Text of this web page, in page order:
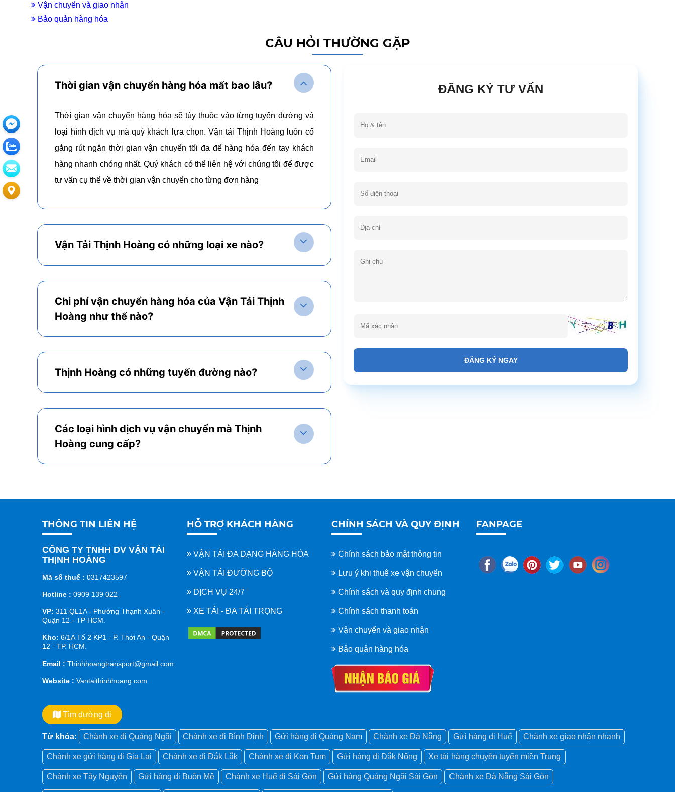
Vận chuyển và giao nhận
Bảo quản hàng hóa
CÂU HỎI THƯỜNG GẶP
Thời gian vận chuyển hàng hóa mất bao lâu?
Thời gian vận chuyển hàng hóa sẽ tùy thuộc vào từng tuyến đường và
loại hình dịch vụ mà quý khách lựa chọn. Vận tải Thịnh Hoàng luôn cố
gắng rút ngắn thời gian vận chuyển tối đa để hàng hóa đến tay khách
hàng nhanh chóng nhất. Quý khách có thể liên hệ với chúng tôi để được
tư vấn cụ thể về thời gian vận chuyển cho từng đơn hàng
Vận Tải Thịnh Hoàng có những loại xe nào?
Chi phí vận chuyển hàng hóa của Vận Tải Thịnh
Hoàng như thế nào?
Thịnh Hoàng có những tuyến đường nào?
Các loại hình dịch vụ vận chuyển mà Thịnh
Hoàng cung cấp?
ĐĂNG KÝ TƯ VẤN
ĐĂNG KÝ NGAY
THÔNG TIN LIÊN HỆ
CÔNG TY TNHH DV VẬN TẢI
THỊNH HOÀNG
Mã số thuế : 0317423597
Hotline : 0909 139 022
VP: 311 QL1A - Phường Thạnh Xuân -
Quận 12 - TP HCM.
Kho: 6/1A Tổ 2 KP1 - P. Thới An - Quận
12 - TP. HCM.
Email : Thinhhoangtransport@gmail.com
Website : Vantaithinhhoang.com
Tìm đường đi
HỖ TRỢ KHÁCH HÀNG
VẬN TẢI ĐA DẠNG HÀNG HÓA
VẬN TẢI ĐƯỜNG BỘ
DỊCH VỤ 24/7
XE TẢI - ĐA TẢI TRỌNG
CHÍNH SÁCH VÀ QUY ĐỊNH
Chính sách bảo mật thông tin
Lưu ý khi thuê xe vận chuyển
Chính sách và quy định chung
Chính sách thanh toán
Vận chuyển và giao nhận
Bảo quản hàng hóa
FANPAGE
Từ khóa: Chành xe đi Quảng Ngãi Chành xe đi Bình Định Gửi hàng đi Quảng Nam Chành xe Đà Nẵng Gửi hàng đi Huế Chành xe giao nhận nhanh
Chành xe gửi hàng đi Gia Lai Chành xe đi Đắk Lắk Chành xe đi Kon Tum Gửi hàng đi Đắk Nông Xe tải hàng chuyên tuyến miền Trung
Chành xe Tây Nguyên Gửi hàng đi Buôn Mê Chành xe Huế đi Sài Gòn Gửi hàng Quảng Ngãi Sài Gòn Chành xe Đà Nẵng Sài Gòn